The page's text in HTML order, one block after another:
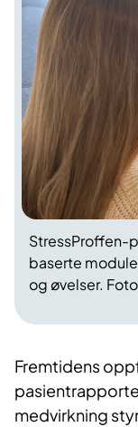
StressProffen-
baserte
og øvelser.
Fremtidens
medvirkning